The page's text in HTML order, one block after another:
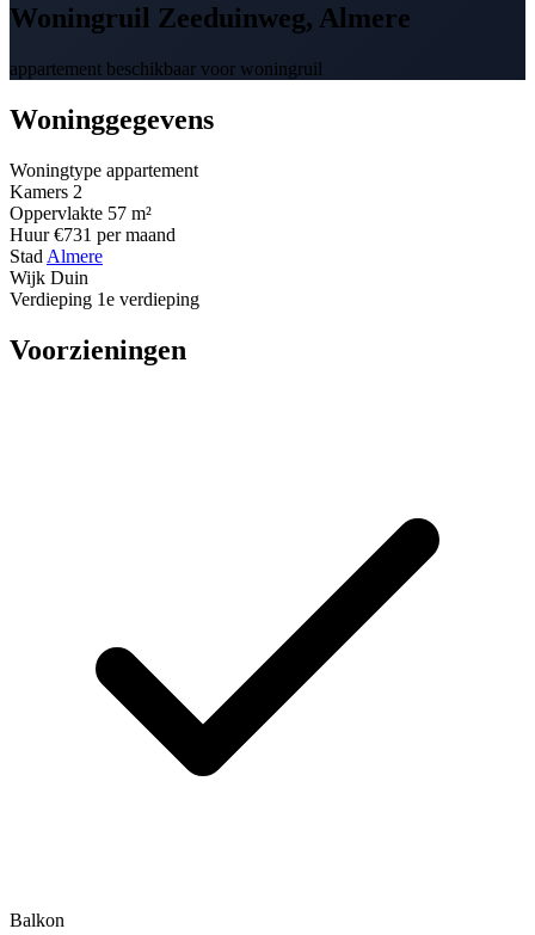
Woningruil Zeeduinweg, Almere
appartement beschikbaar voor woningruil
Woninggegevens
Woningtype appartement
Kamers 2
Oppervlakte 57 m²
Huur €731 per maand
Stad Almere
Wijk Duin
Verdieping 1e verdieping
Voorzieningen
Balkon